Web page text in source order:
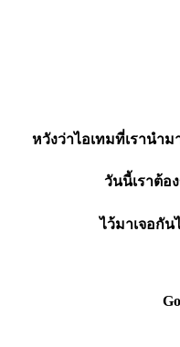
หวังว่าไอเทมที่เรานำ
วันนี้เราต้อ
ไว้มาเจอกั